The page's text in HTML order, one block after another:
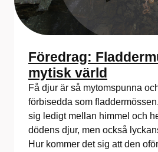
Föredrag:
mytisk värld
Få djur är så mytomspunna
förbisedda som
sig ledigt mellan himmel och
dödens djur, men också
Hur kommer det sig att den